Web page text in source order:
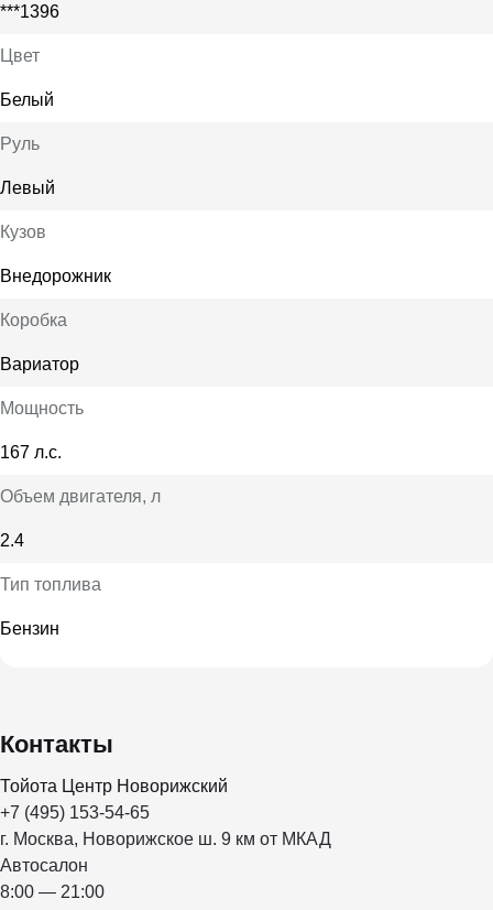
***1396
Цвет
Белый
Руль
Левый
Кузов
Внедорожник
Коробка
Вариатор
Мощность
167 л.с.
Объем двигателя, л
2.4
Тип топлива
Бензин
Контакты
Тойота Центр Новорижский
+7 (495) 153-54-65
г. Москва, Новорижское ш. 9 км от МКАД
Автосалон
8:00 — 21:00